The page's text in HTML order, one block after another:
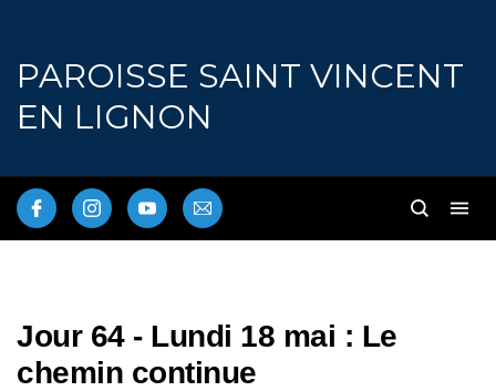
PAROISSE SAINT VINCENT
EN LIGNON
Jour 64 - Lundi 18 mai : Le
chemin continue